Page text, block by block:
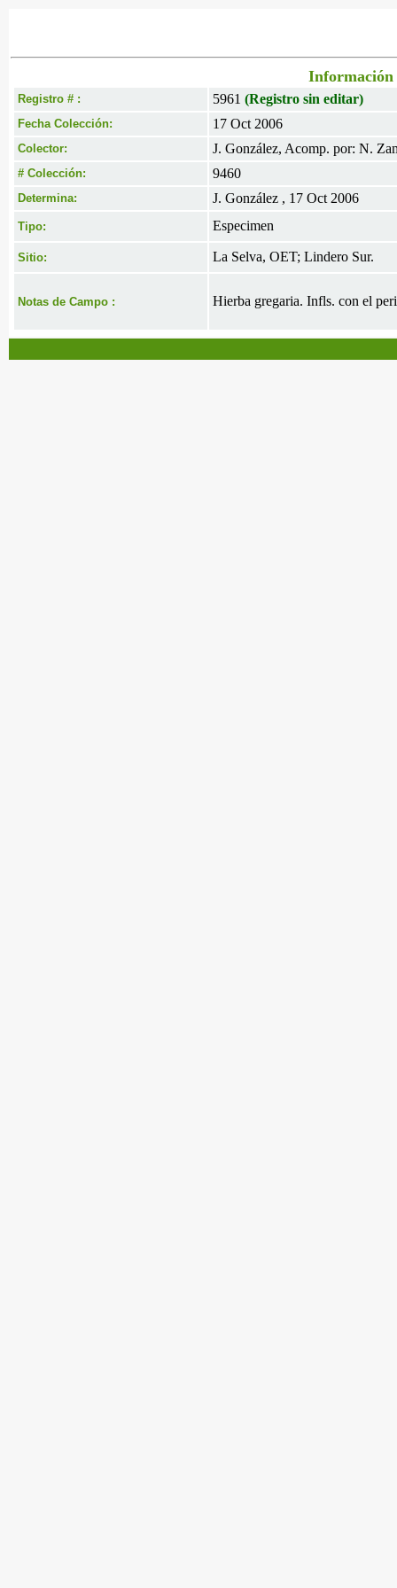
Información
Registro # : 5961 (Registro sin editar)
Fecha Colección: 17 Oct 2006
Colector: J. González, Acomp. por: N.
# Colección: 9460
Determina: J. González , 17 Oct 2006
Tipo: Especimen
Sitio: La Selva, OET; Lindero Sur.
Notas de Campo : Hierba gregaria. Infls. con el